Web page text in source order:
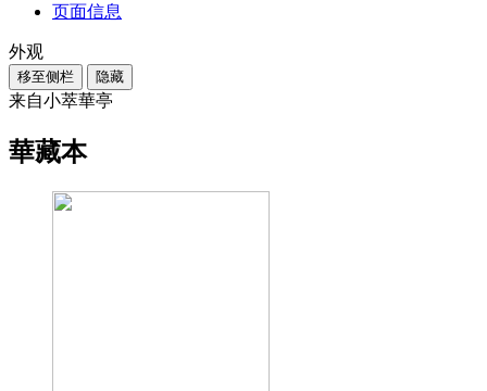
页面信息
外观
移至侧栏 隐藏
来自小萃華亭
華藏本